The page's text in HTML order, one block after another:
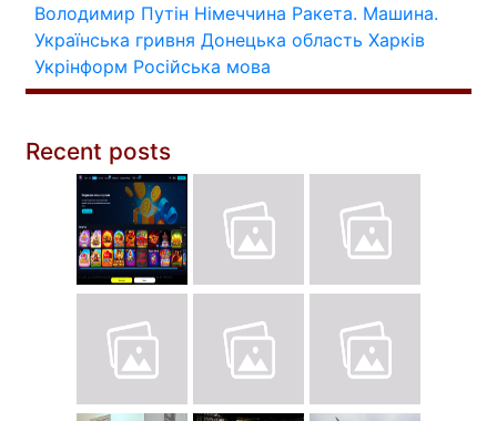
Володимир Путін Німеччина Ракета. Машина.
Українська гривня Донецька область Харків
Укрінформ Російська мова
Recent posts